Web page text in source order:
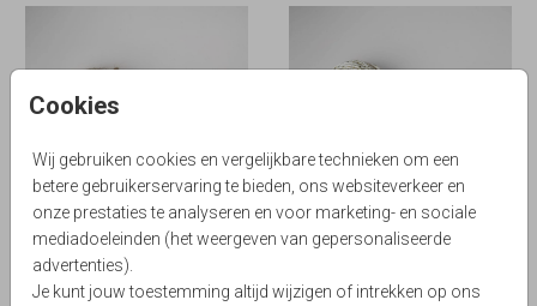
Cookies
Wij gebruiken cookies en vergelijkbare technieken om een
betere gebruikerservaring te bieden, ons websiteverkeer en
onze prestaties te analyseren en voor marketing- en sociale
mediadoeleinden (het weergeven van gepersonaliseerde
advertenties).
Je kunt jouw toestemming altijd wijzigen of intrekken op ons